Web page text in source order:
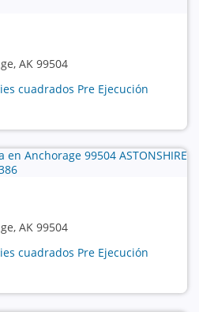
AK 99504
cuadrados Pre Ejecución
AK 99504
cuadrados Pre Ejecución